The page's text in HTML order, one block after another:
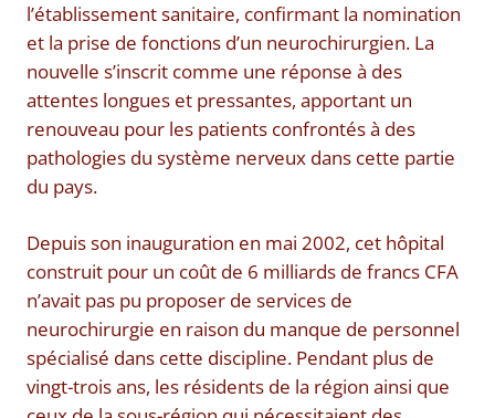
l’établissement sanitaire, confirmant la nomination
et la prise de fonctions d’un neurochirurgien. La
nouvelle s’inscrit comme une réponse à des
attentes longues et pressantes, apportant un
renouveau pour les patients confrontés à des
pathologies du système nerveux dans cette partie
du pays.
Depuis son inauguration en mai 2002, cet hôpital
construit pour un coût de 6 milliards de francs CFA
n’avait pas pu proposer de services de
neurochirurgie en raison du manque de personnel
spécialisé dans cette discipline. Pendant plus de
vingt-trois ans, les résidents de la région ainsi que